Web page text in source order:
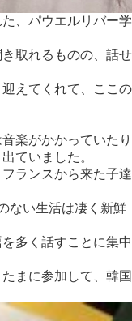
、パウエルリバー学
取れるものの、 話せ
えてくれて、
ここの
楽がかかっていたり
ていました。
ランスから来た子達
ない生活は凄く新鮮
多く話すことに集中
まに参加して、 韓国